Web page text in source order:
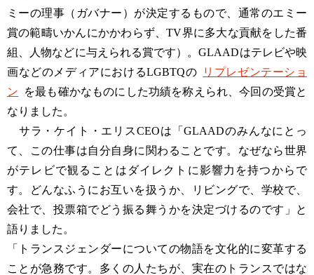
ミーの理事（ガバナー）が決定するもので、通常のエミー
賞の範疇いかんにかかわらず、TV界に多大な貢献をした番
組、人物などに与えられる賞です）。GLAADはテレビや映
画などのメディアにおけるLGBTQの
リプレゼンテーショ
ン
を最も確かなものにした功績を称えられ、今回の受賞と
なりました。
サラ・ケイト・エリスCEOは「GLAADのみんなにとっ
て、この仕事は自分自身に関わることです。なぜなら世界
がテレビで観ることはダイレクトに影響力を持つからで
す。どんなふうにお互いを扱うか、リビングで、学校で、
会社で、投票箱でどう振る舞うかを決定づけるのです」と
語りました。
「トランスジェンダーについての物語を文化的に変革する
ことが急務です。多くの人たちが、実在のトランスではな